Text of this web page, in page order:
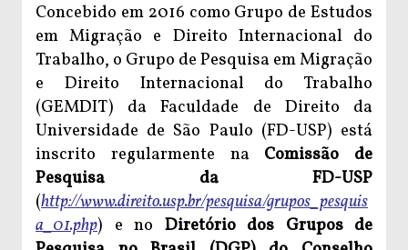
Concebido em 2016 como Grupo de Estudos
em Migração e Direito Internacional do
Trabalho, o Grupo de Pesquisa em Migração
e Direito Internacional do Trabalho
(GEMDIT) da Faculdade de Direito da
Universidade de São Paulo (FD-USP) está
inscrito regularmente na Comissão de
Pesquisa da FD-USP
(http://www.direito.usp.br/pesquisa/grupos_pesquis
a_01.php) e no Diretório dos Grupos de